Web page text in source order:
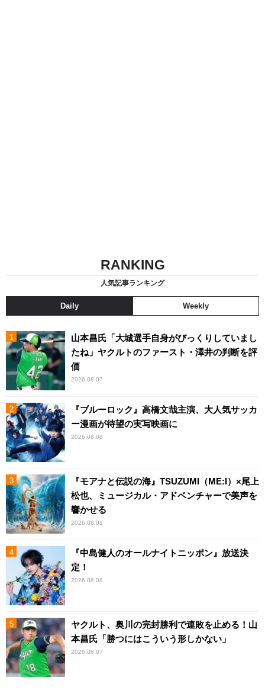
RANKING
人気記事ランキング
Daily Weekly
山本昌氏「大城選手自身がびっくりしていまし
たね」ヤクルトのファースト・澤井の判断を評
価
2026.08.07
『ブルーロック』高橋文哉主演、大人気サッカ
ー漫画が待望の実写映画に
2026.08.08
『モアナと伝説の海』TSUZUMI（ME:I）×尾上
松也、ミュージカル・アドベンチャーで美声を
響かせる
2026.08.01
『中島健人のオールナイトニッポン』放送決
定！
2026.08.08
ヤクルト、奥川の完封勝利で連敗を止める！山
本昌氏「勝つにはこういう形しかない」
2026.08.07